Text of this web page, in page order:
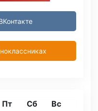
Пт Сб
Вс